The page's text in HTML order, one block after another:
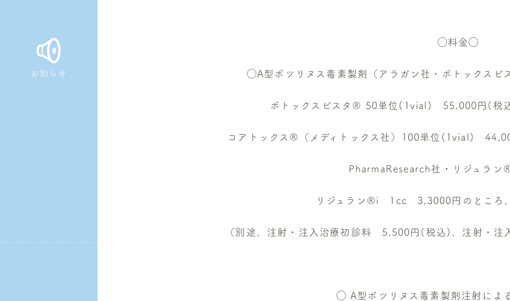
お知らせ
◯料金◯
◯A型ボツリヌス毒素製剤（アラガン社・ボトックス
ボトックスビスタ®︎ 50単位(1vial) 55,000円(税
コアトックス®（メディトックス社）100単位(1vial)
PharmaResearch社・リジュラン
リジュラン®︎i 1cc 3,3000円のところ
（別途、注射・注入治療初診料 5,500円(税込)、注射・
◯ A型ボツリヌス毒素製剤注射によ